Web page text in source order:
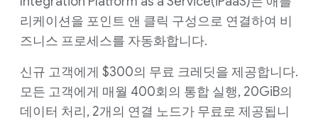
리케이션을 포인트 앤 클릭 구성으로 연결하여 비
즈니스 프로세스를 자동화합니다.
신규 고객에게 $300의 무료 크레딧을 제공합니다.
모든 고객에게 매월 400회의 통합 실행, 20GiB의
데이터 처리, 2개의 연결 노드가 무료로 제공됩니